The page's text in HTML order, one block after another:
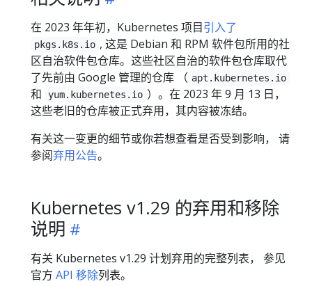
在 2023 年年初，Kubernetes 项目引入了
pkgs.k8s.io , 这是 Debian 和 RPM 软件包所用的社
区自治软件包仓库。这些社区自治的软件包仓库取代
了先前由 Google 管理的仓库 （ apt.kubernetes.io
和 yum.kubernetes.io ）。在 2023 年 9 月 13 日，
这些老旧的仓库被正式弃用，其内容被冻结。
有关这一变更的细节或你若想查看是否受到影响， 请
参阅弃用公告。
Kubernetes v1.29 的弃用和移除
说明
有关 Kubernetes v1.29 计划弃用的完整列表， 参见
官方 API 移除列表。